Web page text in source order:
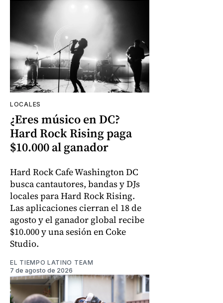
LOCALES
¿Eres músico en DC?
Hard Rock Rising paga
$10.000 al ganador
Hard Rock Cafe Washington DC
busca cantautores, bandas y DJs
locales para Hard Rock Rising.
Las aplicaciones cierran el 18 de
agosto y el ganador global recibe
$10.000 y una sesión en Coke
Studio.
EL TIEMPO LATINO TEAM
7 de agosto de 2026